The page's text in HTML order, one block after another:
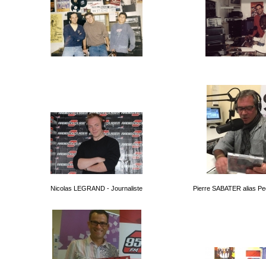
Nicolas LEGRAND - Journaliste Pierre SABATER alias